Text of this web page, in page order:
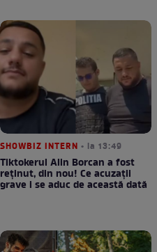
SHOWBIZ INTERN • la 13:49
Tiktokerul Alin Borcan a fost
reținut, din nou! Ce acuzații
grave i se aduc de această dată